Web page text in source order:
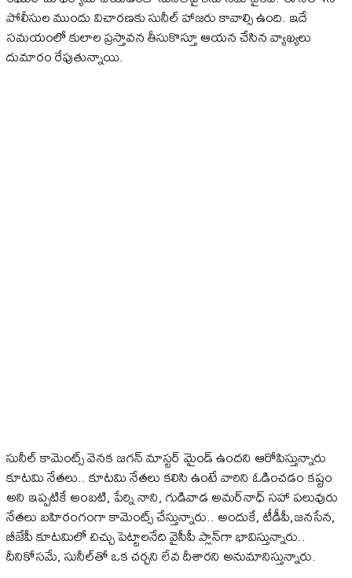
పోలీసుల ముందు విచారణకు సునీల్‌ హాజరు కావాల్సి ఉంది. ఇదే
సమయంలో కులాల ప్రస్తావన తీసుకొస్తూ ఆయన చేసిన వ్యాఖ్యలు
దుమారం రేపుతున్నాయి.
సునీల్‌ కామెంట్స్‌ వెనక జగన్‌ మాస్టర్‌ మైండ్‌ ఉందని ఆరోపిస్తున్నారు
కూటమి నేతలు.. కూటమి నేతలు కలిసి ఉంటే వారిని ఓడించడం కష్టం
అని ఇప్పటికే అంబటి, పేర్ని నాని, గుడివాడ అమర్‌నాధ్‌ సహా పలువురు
నేతలు బహిరంగంగా కామెంట్స్‌ చేస్తున్నారు.. అందుకే, టీడీపీ,జనసేన,
బీజేపీ కూటమిలో చిచ్చు పెట్టాలనేది వైసీపీ ప్లాన్‌గా భావిస్తున్నారు..
దీనికోసమే, సునీల్‌తో ఒక చర్చని లేవ దీశారని అనుమానిస్తున్నారు.